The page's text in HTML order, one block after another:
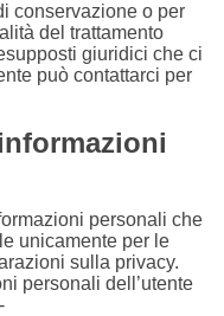
conservazione o per
del trattamento
giuridici che ci
può contattarci per
personali che
unicamente per le
sulla privacy.
personali dell’utente